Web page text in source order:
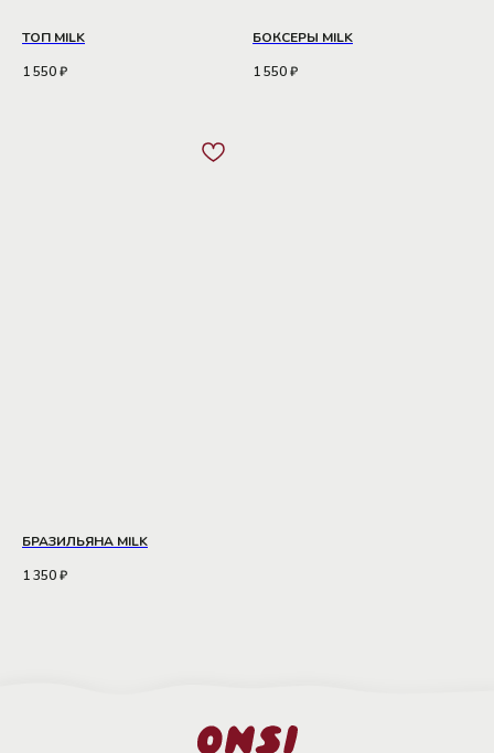
ТОП MILK
1 550₽
БОКСЕРЫ MILK
1 550₽
БРАЗИЛЬЯНА MILK
1 350₽